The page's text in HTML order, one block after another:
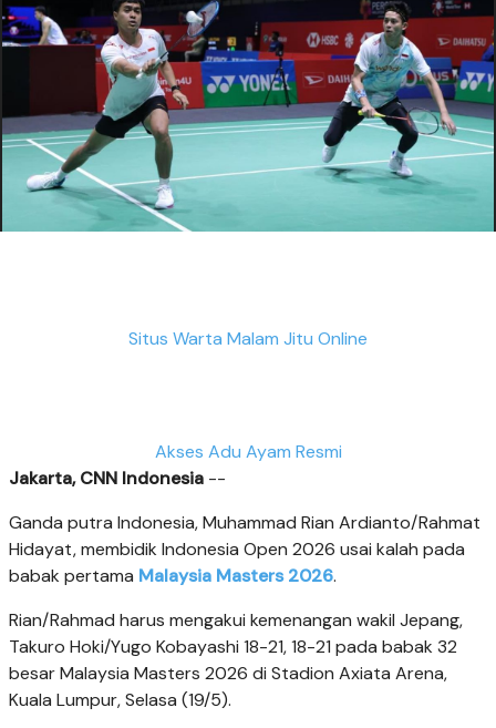
Situs Warta Malam Jitu Online
Akses Adu Ayam Resmi
Jakarta, CNN Indonesia --
Ganda putra Indonesia, Muhammad Rian Ardianto/Rahmat
Hidayat, membidik Indonesia Open 2026 usai kalah pada
babak pertama Malaysia Masters 2026.
Rian/Rahmad harus mengakui kemenangan wakil Jepang,
Takuro Hoki/Yugo Kobayashi 18-21, 18-21 pada babak 32
besar Malaysia Masters 2026 di Stadion Axiata Arena,
Kuala Lumpur, Selasa (19/5).